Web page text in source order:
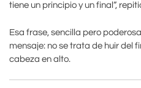
tiene un principio y un final”,
Esa frase, sencilla pero
mensaje: no se trata de huir del
cabeza en alto.